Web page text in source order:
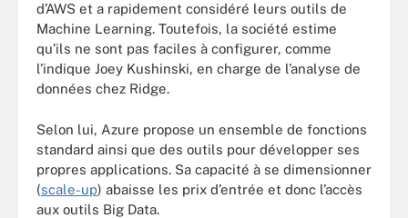
d’AWS et a rapidement considéré leurs outils de
Machine Learning. Toutefois, la société estime
qu’ils ne sont pas faciles à configurer, comme
l’indique Joey Kushinski, en charge de l’analyse de
données chez Ridge.
Selon lui, Azure propose un ensemble de fonctions
standard ainsi que des outils pour développer ses
propres applications. Sa capacité à se dimensionner
(scale-up) abaisse les prix d’entrée et donc l’accès
aux outils Big Data.